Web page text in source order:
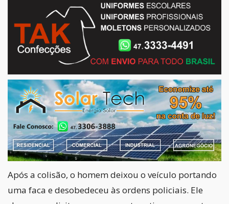
Após a colisão, o homem deixou o veículo portando
uma faca e desobedeceu às ordens policiais. Ele